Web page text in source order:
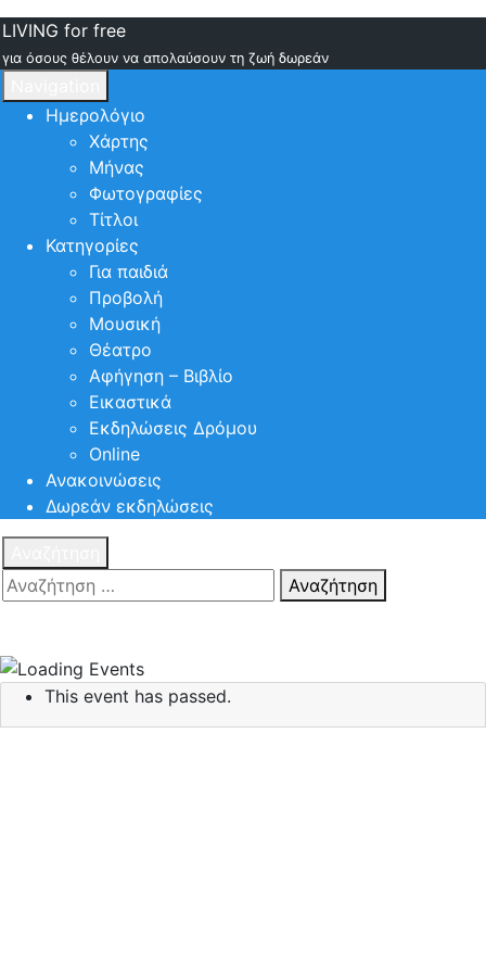
LIVING for free
για όσους θέλουν να απολαύσουν τη ζωή δωρεάν
Ημερολόγιο
Χάρτης
Μήνας
Φωτογραφίες
Τίτλοι
Κατηγορίες
Για παιδιά
Προβολή
Μουσική
Θέατρο
Αφήγηση – Βιβλίο
Εικαστικά
Εκδηλώσεις Δρόμου
Online
Ανακοινώσεις
Δωρεάν εκδηλώσεις
Αναζήτηση
This event has passed.